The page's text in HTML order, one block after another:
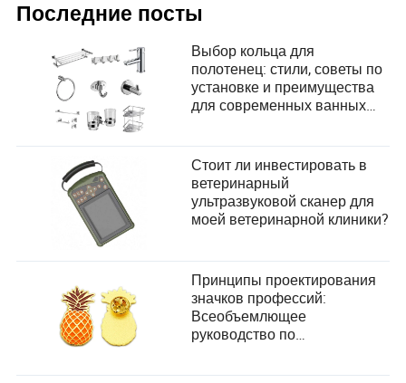
Последние посты
Выбор кольца для
полотенец: стили, советы по
установке и преимущества
для современных ванных
Стоит ли инвестировать в
ветеринарный
ультразвуковой сканер для
моей ветеринарной клиники?
Принципы проектирования
значков профессий:
Всеобъемлющее
руководство по
потребностей пользователей